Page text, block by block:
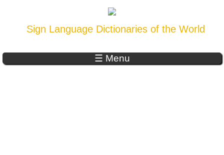
Sign Language Dictionaries of the World
☰ Menu